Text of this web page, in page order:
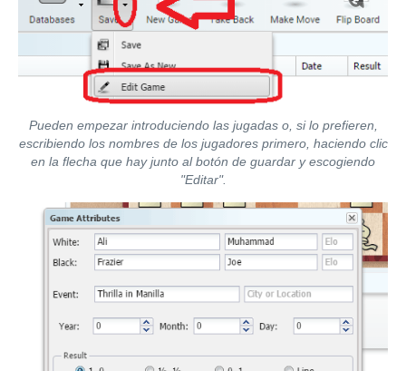
Pueden empezar introduciendo las jugadas o, si lo prefieren,
escribiendo los nombres de los jugadores primero, haciendo clic
en la flecha que hay junto al botón de guardar y escogiendo
"Editar".